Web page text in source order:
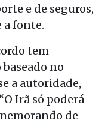
e de seguros,
a fonte.
tem
baseado no
a autoridade,
Irã só poderá
de